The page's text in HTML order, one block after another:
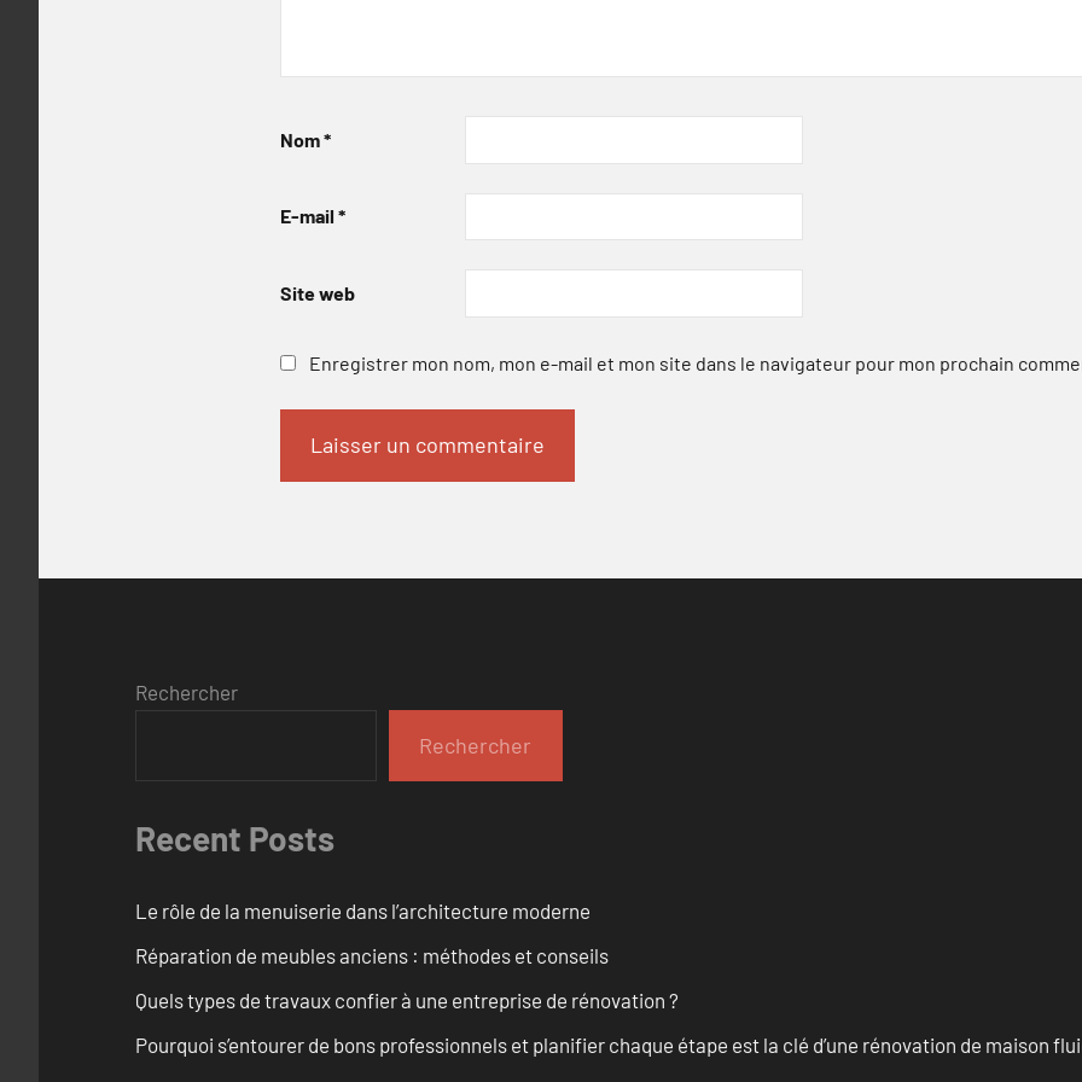
Nom*
E-mail *
Site web
Enregistrer mon nom, mon e-mail et mon site dans le navigateur pour mon prochain
Rechercher
Rechercher
Recent Posts
Le rôle de la menuiserie dans l’architecture moderne
Réparation de meubles anciens : méthodes et conseils
Quels types de travaux confier à une entreprise de rénovation ?
Pourquoi s’entourer de bons professionnels et planifier chaque étape est la clé d’une rénovation de maison